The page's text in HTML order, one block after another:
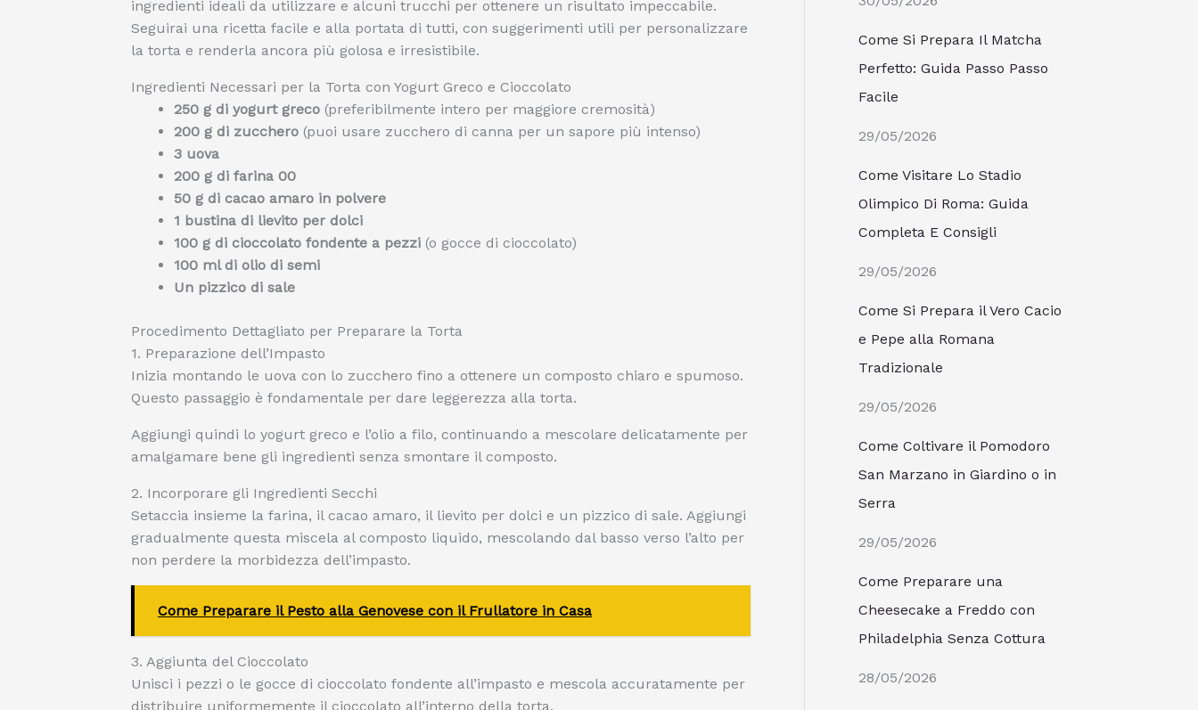
ingredienti ideali da utilizzare e alcuni trucchi per ottenere un risultato impeccabile.
Seguirai una ricetta facile e alla portata di tutti, con suggerimenti utili per personalizzare
la torta e renderla ancora più golosa e irresistibile.
Ingredienti Necessari per la Torta con Yogurt Greco e Cioccolato
250 g di yogurt greco (preferibilmente intero per maggiore cremosità)
200 g di zucchero (puoi usare zucchero di canna per un sapore più intenso)
3 uova
200 g di farina 00
50 g di cacao amaro in polvere
1 bustina di lievito per dolci
100 g di cioccolato fondente a pezzi (o gocce di cioccolato)
100 ml di olio di semi
Un pizzico di sale
Procedimento Dettagliato per Preparare la Torta
1. Preparazione dell’Impasto
Inizia montando le uova con lo zucchero fino a ottenere un composto chiaro e spumoso.
Questo passaggio è fondamentale per dare leggerezza alla torta.
Aggiungi quindi lo yogurt greco e l’olio a filo, continuando a mescolare delicatamente per
amalgamare bene gli ingredienti senza smontare il composto.
2. Incorporare gli Ingredienti Secchi
Setaccia insieme la farina, il cacao amaro, il lievito per dolci e un pizzico di sale. Aggiungi
gradualmente questa miscela al composto liquido, mescolando dal basso verso l’alto per
non perdere la morbidezza dell’impasto.
Come Preparare il Pesto alla Genovese con il Frullatore in Casa
3. Aggiunta del Cioccolato
Unisci i pezzi o le gocce di cioccolato fondente all’impasto e mescola accuratamente per
distribuire uniformemente il cioccolato all’interno della torta.
Come Si Prepara Il Matcha
Perfetto: Guida Passo Passo
Facile
29/05/2026
Come Visitare Lo Stadio
Olimpico Di Roma: Guida
Completa E Consigli
29/05/2026
Come Si Prepara il Vero Cacio
e Pepe alla Romana
Tradizionale
29/05/2026
Come Coltivare il Pomodoro
San Marzano in Giardino o in
Serra
29/05/2026
Come Preparare una
Cheesecake a Freddo con
Philadelphia Senza Cottura
28/05/2026